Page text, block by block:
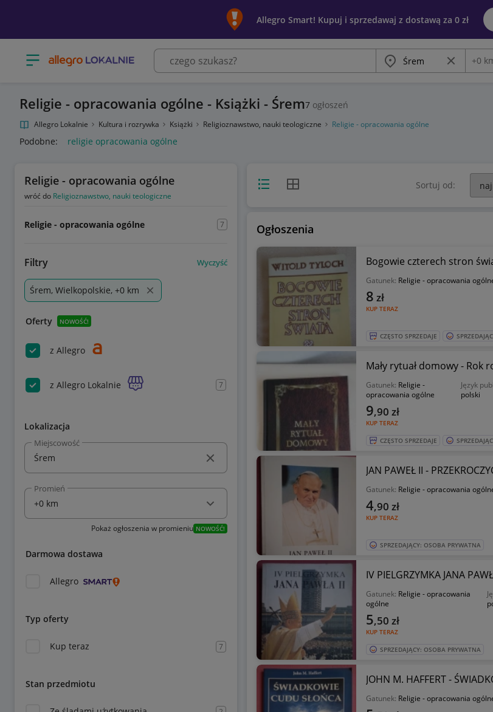
Allegro Smart! Kupuj i sprzedawaj z dostawą za 0 zł
Otwórz menu z kategoriami Miasto Wyczyść
+0
Religie - opracowania ogólne - Książki - Śrem7 ogłoszeń
Allegro Lokalnie Kultura i rozrywka Książki Religioznawstwo, nauki teologiczne Religie - opracowania ogólne
Podobne: religie opracowania ogólne
Religie - opracowania ogólne
wróć do Religioznawstwo, nauki teologiczne
Religie - opracowania ogólne 7
Filtry Wyczyść
Śrem, Wielkopolskie, +0 km
Oferty NOWOŚĆ!
z Allegro
z Allegro Lokalnie 7
Lokalizacja
Miejscowość
Promień
Pokaż ogłoszenia w promieniu NOWOŚĆ!
Darmowa dostawa
Allegro
Typ oferty
Kup teraz 7
Stan przedmiotu
Widok listyWidok siatki Sortuj od:
Ogłoszenia
Bogowie czterech stron
Gatunek: Religie - opracowania
KUP TERAZ
8 zł
CZĘSTO SPRZEDAJE
Mały rytuał domowy - Rok
Gatunek: Religie -
opracowania ogólne
Język
polski
KUP TERAZ
9,90 zł
CZĘSTO SPRZEDAJE
JAN PAWEŁ II -
Gatunek: Religie - opracowania
KUP TERAZ
4,90 zł
SPRZEDAJĄCY: OSOBA PRYWATNA
IV PIELGRZYMKA JANA
Gatunek: Religie - opracowania
ogólne
KUP TERAZ
5,50 zł
SPRZEDAJĄCY: OSOBA PRYWATNA
JOHN M. HAFFERT -
Gatunek: Religie - opracowania